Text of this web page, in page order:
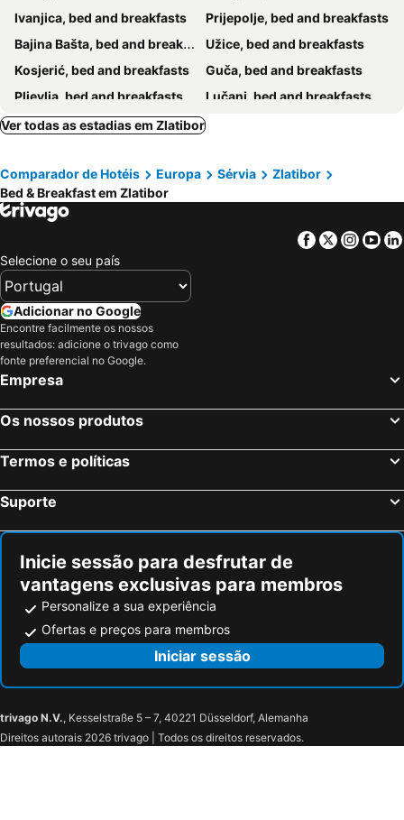
Ivanjica, bed and breakfasts
Prijepolje, bed and breakfasts
Bajina Bašta, bed and breakfasts
Užice, bed and breakfasts
Kosjerić, bed and breakfasts
Guča, bed and breakfasts
Pljevlja, bed and breakfasts
Lučani, bed and breakfasts
Ver todas as estadias em Zlatibor
Comparador de Hotéis Europa Sérvia
Zlatibor
Bed & Breakfast em Zlatibor
Facebook
Twitter
Selecione o seu país
Adicionar no Google
Encontre facilmente os nossos
resultados: adicione o trivago como
fonte preferencial no Google.
Empresa
Os nossos produtos
Termos e políticas
Suporte
Inicie sessão para desfrutar de
vantagens exclusivas para membros
Personalize a sua experiência
Ofertas e preços para membros
Iniciar sessão
trivago N.V., Kesselstraße 5 – 7, 40221 Düsseldorf, Alemanha
Direitos autorais 2026 trivago | Todos os direitos reservados.